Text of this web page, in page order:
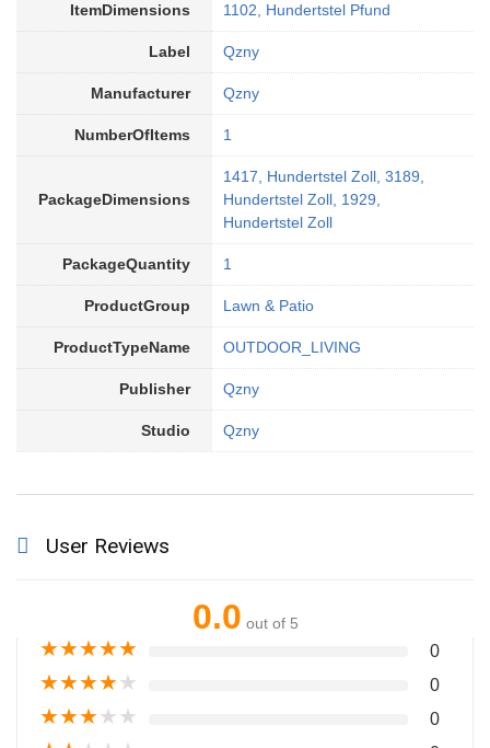
ItemDimensions 1102, Hundertstel Pfund
Label Qzny
Manufacturer Qzny
NumberOfItems 1
PackageDimensions
1417, Hundertstel Zoll, 3189,
Hundertstel Zoll, 1929,
Hundertstel Zoll
PackageQuantity 1
ProductGroup Lawn & Patio
ProductTypeName OUTDOOR_LIVING
Publisher Qzny
Studio Qzny
User Reviews
0.0 out of 5
★★★★★ 0
★★★★★ 0
★★★★★ 0